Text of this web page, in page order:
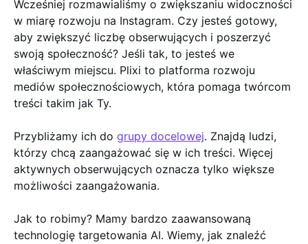
Wcześniej rozmawialiśmy o zwiększaniu widoczności
w miarę rozwoju na Instagram. Czy jesteś gotowy,
aby zwiększyć liczbę obserwujących i poszerzyć
swoją społeczność? Jeśli tak, to jesteś we
właściwym miejscu. Plixi to platforma rozwoju
mediów społecznościowych, która pomaga twórcom
treści takim jak Ty.
Przybliżamy ich do grupy docelowej. Znajdą ludzi,
którzy chcą zaangażować się w ich treści. Więcej
aktywnych obserwujących oznacza tylko większe
możliwości zaangażowania.
Jak to robimy? Mamy bardzo zaawansowaną
technologię targetowania AI. Wiemy, jak znaleźć